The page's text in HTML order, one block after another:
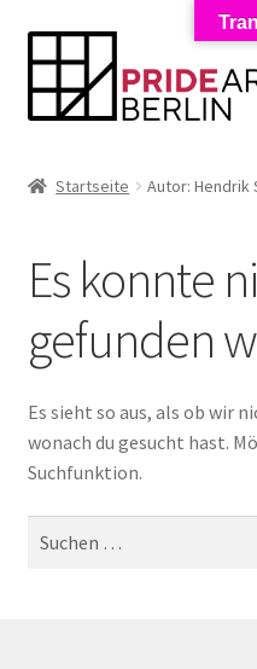
Zur
Navigation
springen
Zum
springen
Anmeldung zum Newsletter
Datenschutzerklärung
Impressum
Kasse
Künstler/Mieter-
Startseite Autor: Hendrik
Es konnte
gefunden
Es sieht so aus, als ob wir
wonach du gesucht hast.
Suchfunktion.